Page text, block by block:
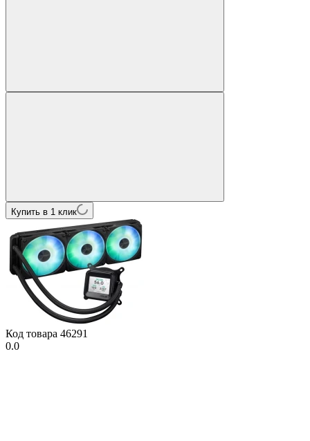
Купить в 1 клик
Код товара 46291
0.0